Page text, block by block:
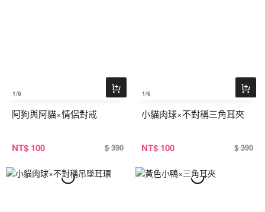
1/6
阿狗與阿貓×情侶對戒
NT$ 100 $ 390
1/6
小貓肉球×不對稱三角耳夾
NT$ 100 $ 390